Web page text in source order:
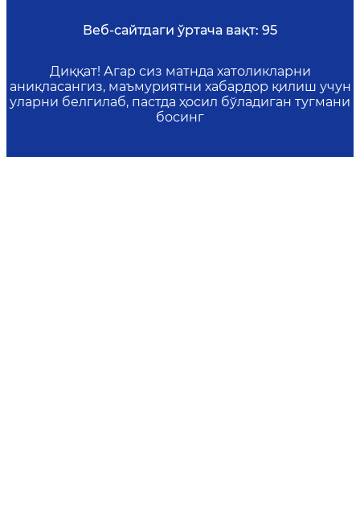
Веб-сайтдаги ўртача вақт: 95
Диққат! Агар сиз матнда хатоликларни
аниқласангиз, маъмуриятни хабардор қилиш учун
уларни белгилаб, пастда ҳосил бўладиган тугмани
босинг